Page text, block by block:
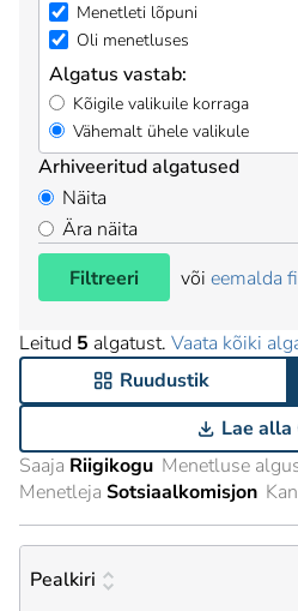
Menetleti lõpuni
Oli menetluses
Algatus vastab:
Kõigile valikuile korraga
Vähemalt ühele valikule
Arhiveeritud algatused
Näita
Ära näita
Filtreeri
või eemalda
Leitud 5 algatust. Vaata kõiki
Ruudustik
Lae alla
Saaja Riigikogu Menetluse
Menetleja Sotsiaalkomisjon
Pealkiri